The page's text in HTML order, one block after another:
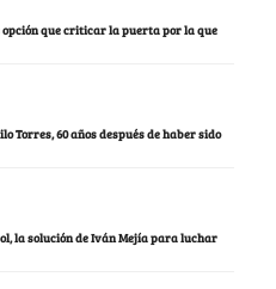
opción que criticar la puerta por la que
Torres, 60 años después de haber sido
la solución de Iván Mejía para luchar